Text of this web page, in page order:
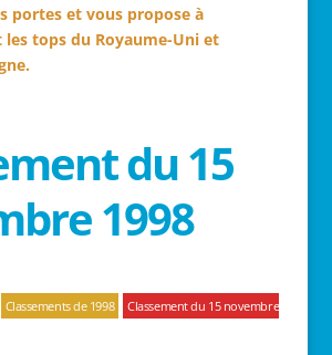
portes et vous propose à
tops du Royaume-Uni et
du 15
1998
Classements de 1998
Classement du 15 novembre